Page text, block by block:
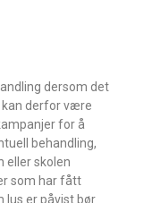
dersom det
kan derfor være
for å
behandling,
eller skolen
som har fått
lus er påvist bør